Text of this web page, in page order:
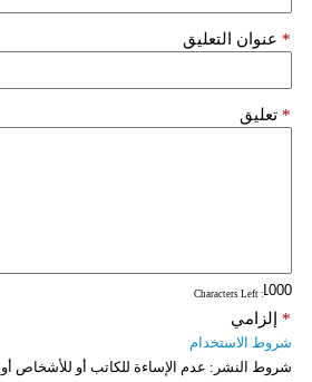
عنوان التعليق *
تعليق *
: Characters Left
إلزامي *
شروط الاستخدام
شروط النشر: عدم الإساءة للكاتب أو للأشخاص